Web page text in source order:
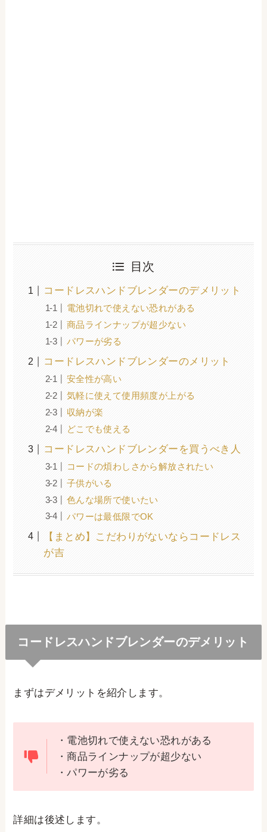
目次
コードレスハンドブレンダーのデメリット
電池切れで使えない恐れがある
商品ラインナップが超少ない
パワーが劣る
コードレスハンドブレンダーのメリット
安全性が高い
気軽に使えて使用頻度が上がる
収納が楽
どこでも使える
コードレスハンドブレンダーを買うべき人
コードの煩わしさから解放されたい
子供がいる
色んな場所で使いたい
パワーは最低限でOK
【まとめ】こだわりがないならコードレス
が吉
コードレスハンドブレンダーのデメリット
まずはデメリットを紹介します。
・電池切れで使えない恐れがある
・商品ラインナップが超少ない
・パワーが劣る
詳細は後述します。